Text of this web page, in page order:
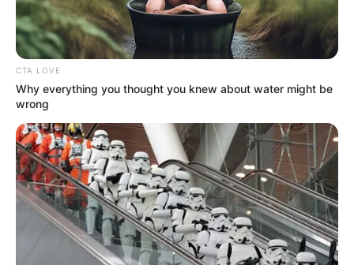
Fejest ugrott a szingli életbe
Mint arról június közepén a Blikk is beszámolt,
véget ért Stohl András házassága. Nyár elején már
aggasztó hírek érkeztek a korábban oly’
mintaszerűnek tűnő kapcsolatról: a BEST magazin
korábban arról írt, hogy eltűntek a közös posztok a
színész közösségi oldaláról, s András maximum
megjelölte a feleségét egy-egy fotón, aki a
Sztárban sztár adásain sem tűnt fel egyetlen
alkalommal sem a stúdióban. Még akkor sem,
amikor a színész – vendégként – megtekintette a
CTA LOVE
Why everything you thought you knew about water might be
wrong